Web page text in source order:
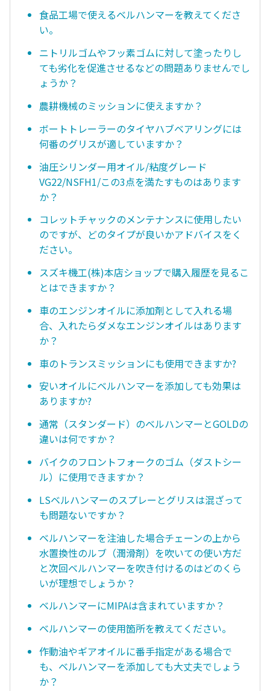
食品工場で使えるベルハンマーを教えてくださ
い。
ニトリルゴムやフッ素ゴムに対して塗ったりし
ても劣化を促進させるなどの問題ありませんでし
ょうか？
農耕機械のミッションに使えますか？
ボートトレーラーのタイヤハブベアリングには
何番のグリスが適していますか？
油圧シリンダー用オイル/粘度グレード
VG22/NSFH1/この3点を満たすものはあります
か？
コレットチャックのメンテナンスに使用したい
のですが、どのタイプが良いかアドバイスをく
ださい。
スズキ機工(株)本店ショップで購入履歴を見るこ
とはできますか？
車のエンジンオイルに添加剤として入れる場
合、入れたらダメなエンジンオイルはあります
か？
車のトランスミッションにも使用できますか?
安いオイルにベルハンマーを添加しても効果は
ありますか?
通常（スタンダード）のベルハンマーとGOLDの
違いは何ですか？
バイクのフロントフォークのゴム（ダストシー
ル）に使用できますか？
LSベルハンマーのスプレーとグリスは混ざって
も問題ないですか？
ベルハンマーを注油した場合チェーンの上から
水置換性のルブ（潤滑剤）を吹いての使い方だ
と次回ベルハンマーを吹き付けるのはどのくら
いが理想でしょうか？
ベルハンマーにMIPAは含まれていますか？
ベルハンマーの使用箇所を教えてください。
作動油やギアオイルに番手指定がある場合で
も、ベルハンマーを添加しても大丈夫でしょう
か？